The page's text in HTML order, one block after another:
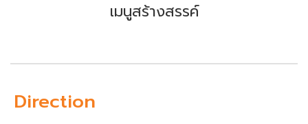
เมนูสร้างสรรค์
Direction